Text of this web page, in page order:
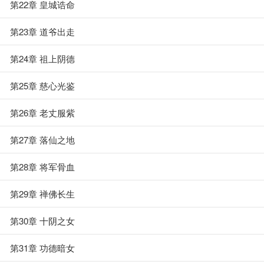
第22章 皇城诰命
第23章 道爷出走
第24章 祖上阴德
第25章 慈心光鉴
第26章 老丈服紫
第27章 落仙之地
第28章 将军骨血
第29章 禅佛长生
第30章 十阴之女
第31章 功德暗女